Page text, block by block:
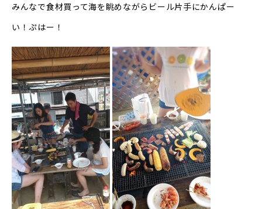
みんなで食材買って海を眺めながらビール片手にかんぱー
い！ぷはー！